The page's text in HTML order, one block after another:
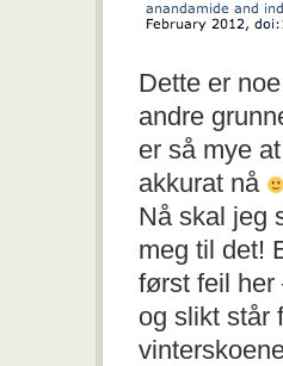
Dette er
andre
er så mye
akkurat nå
Nå skal jeg
meg til det!
først feil
og slikt står